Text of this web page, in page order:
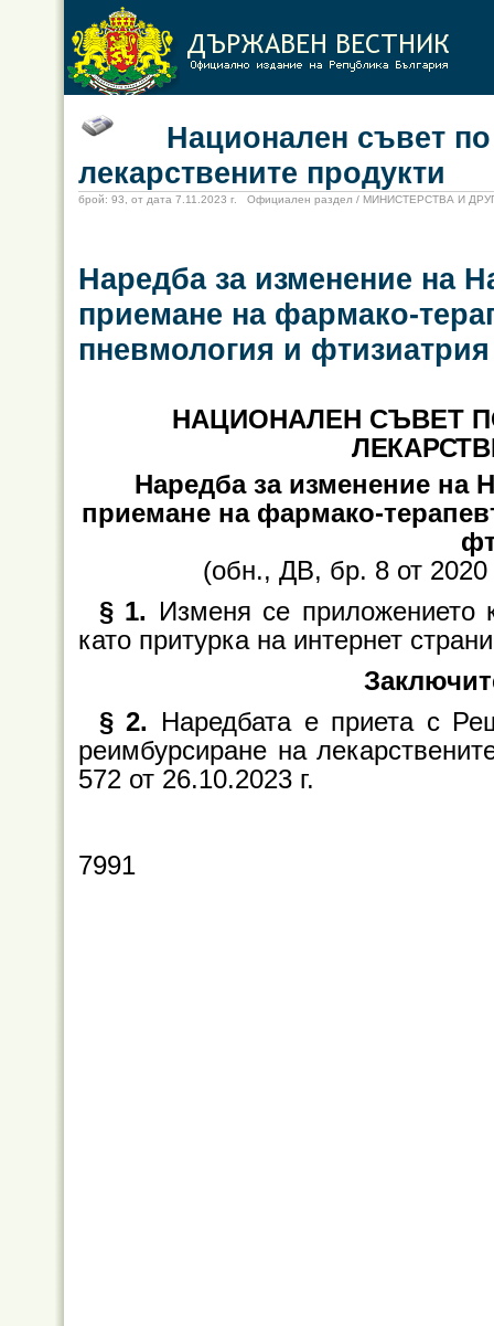
Национален съвет по
лекарствените продукти
брой: 93, от дата 7.11.2023 г. Официален раздел / МИНИСТЕРСТВА И
Наредба за изменение на
приемане на фармако-
пневмология и фтизиатрия
НАЦИОНАЛЕН СЪВЕТ
Наредба за изменение на
приемане на фармако-
(обн., ДВ, бр. 8 от 2020
§ 1. Изменя се приложението
като притурка на интернет
§ 2. Наредбата е приета с
реимбурсиране на
572 от 26.10.2023 г.
7991